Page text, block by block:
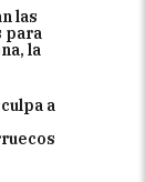
las
para
la
a